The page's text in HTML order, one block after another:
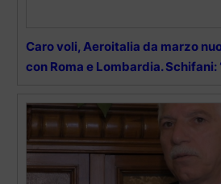
Caro voli, Aeroitalia da marzo
con Roma e Lombardia. Schifani: